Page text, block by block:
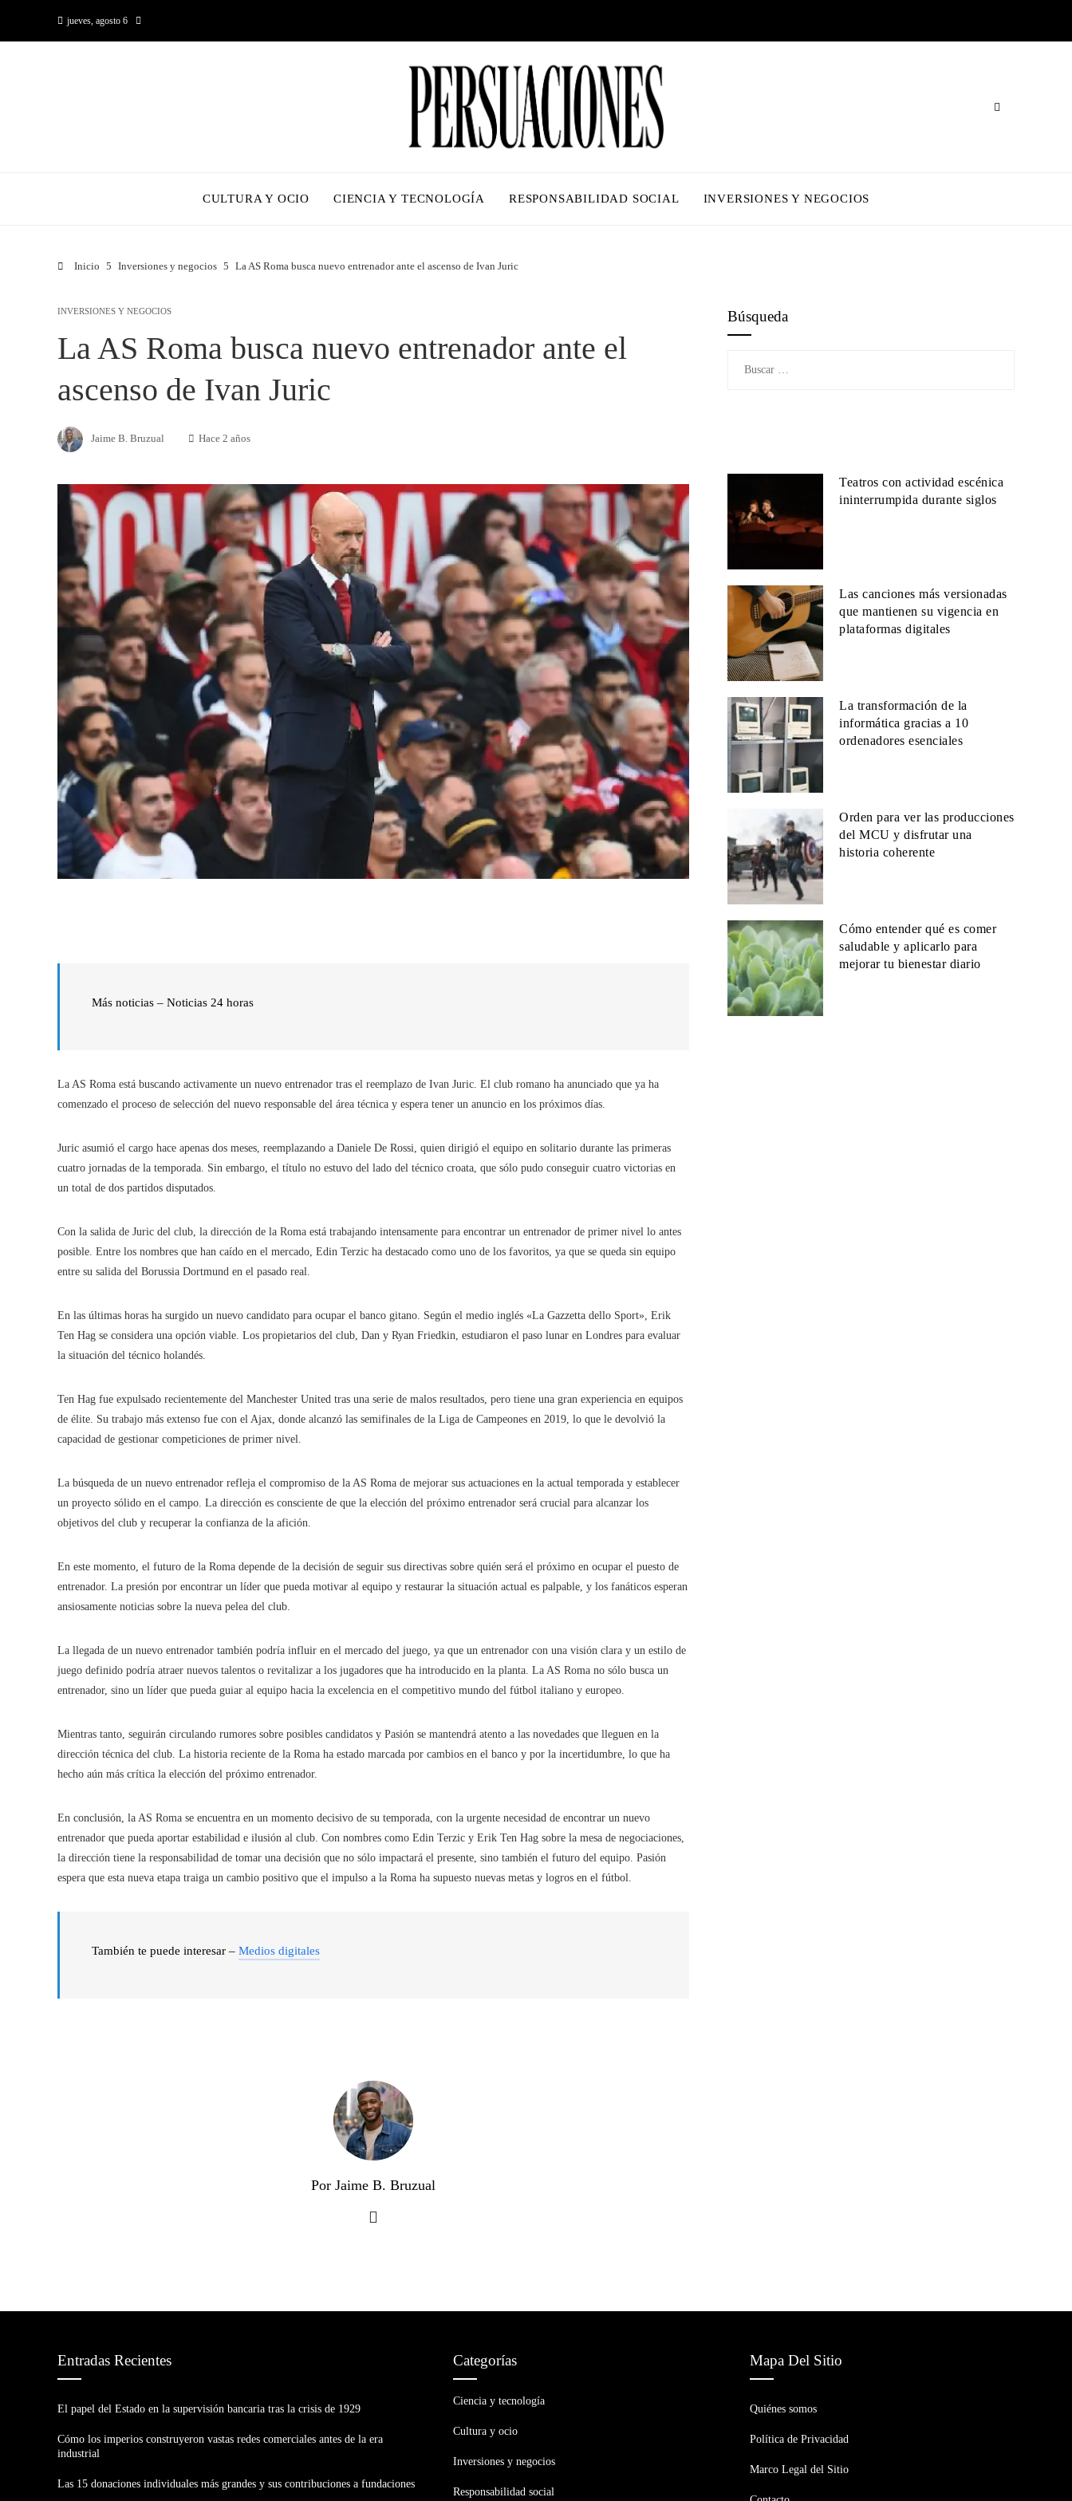
jueves, agosto 6
CULTURA Y OCIO CIENCIA Y TECNOLOGÍA RESPONSABILIDAD SOCIAL INVERSIONES Y NEGOCIOS
Inicio Inversiones y negocios La AS Roma busca nuevo entrenador ante el ascenso de Ivan Juric
INVERSIONES Y NEGOCIOS
La AS Roma busca nuevo entrenador ante el
ascenso de Ivan Juric
Jaime B. Bruzual Hace 2 años
Más noticias – Noticias 24 horas
La AS Roma está buscando activamente un nuevo entrenador tras el reemplazo de Ivan Juric. El club romano ha anunciado que ya ha
comenzado el proceso de selección del nuevo responsable del área técnica y espera tener un anuncio en los próximos días.
Juric asumió el cargo hace apenas dos meses, reemplazando a Daniele De Rossi, quien dirigió el equipo en solitario durante las primeras
cuatro jornadas de la temporada. Sin embargo, el título no estuvo del lado del técnico croata, que sólo pudo conseguir cuatro victorias en
un total de dos partidos disputados.
Con la salida de Juric del club, la dirección de la Roma está trabajando intensamente para encontrar un entrenador de primer nivel lo antes
posible. Entre los nombres que han caído en el mercado, Edin Terzic ha destacado como uno de los favoritos, ya que se queda sin equipo
entre su salida del Borussia Dortmund en el pasado real.
En las últimas horas ha surgido un nuevo candidato para ocupar el banco gitano. Según el medio inglés «La Gazzetta dello Sport», Erik
Ten Hag se considera una opción viable. Los propietarios del club, Dan y Ryan Friedkin, estudiaron el paso lunar en Londres para evaluar
la situación del técnico holandés.
Ten Hag fue expulsado recientemente del Manchester United tras una serie de malos resultados, pero tiene una gran experiencia en equipos
de élite. Su trabajo más extenso fue con el Ajax, donde alcanzó las semifinales de la Liga de Campeones en 2019, lo que le devolvió la
capacidad de gestionar competiciones de primer nivel.
La búsqueda de un nuevo entrenador refleja el compromiso de la AS Roma de mejorar sus actuaciones en la actual temporada y establecer
un proyecto sólido en el campo. La dirección es consciente de que la elección del próximo entrenador será crucial para alcanzar los
objetivos del club y recuperar la confianza de la afición.
En este momento, el futuro de la Roma depende de la decisión de seguir sus directivas sobre quién será el próximo en ocupar el puesto de
entrenador. La presión por encontrar un líder que pueda motivar al equipo y restaurar la situación actual es palpable, y los fanáticos esperan
ansiosamente noticias sobre la nueva pelea del club.
La llegada de un nuevo entrenador también podría influir en el mercado del juego, ya que un entrenador con una visión clara y un estilo de
juego definido podría atraer nuevos talentos o revitalizar a los jugadores que ha introducido en la planta. La AS Roma no sólo busca un
entrenador, sino un líder que pueda guiar al equipo hacia la excelencia en el competitivo mundo del fútbol italiano y europeo.
Mientras tanto, seguirán circulando rumores sobre posibles candidatos y Pasión se mantendrá atento a las novedades que lleguen en la
dirección técnica del club. La historia reciente de la Roma ha estado marcada por cambios en el banco y por la incertidumbre, lo que ha
hecho aún más crítica la elección del próximo entrenador.
En conclusión, la AS Roma se encuentra en un momento decisivo de su temporada, con la urgente necesidad de encontrar un nuevo
entrenador que pueda aportar estabilidad e ilusión al club. Con nombres como Edin Terzic y Erik Ten Hag sobre la mesa de negociaciones,
la dirección tiene la responsabilidad de tomar una decisión que no sólo impactará el presente, sino también el futuro del equipo. Pasión
espera que esta nueva etapa traiga un cambio positivo que el impulso a la Roma ha supuesto nuevas metas y logros en el fútbol.
También te puede interesar – Medios digitales
Por Jaime B. Bruzual
Búsqueda
Teatros con actividad escénica
ininterrumpida durante siglos
Las canciones más versionadas
que mantienen su vigencia en
plataformas digitales
La transformación de la
informática gracias a 10
ordenadores esenciales
Orden para ver las producciones
del MCU y disfrutar una
historia coherente
Cómo entender qué es comer
saludable y aplicarlo para
mejorar tu bienestar diario
Entradas Recientes
El papel del Estado en la supervisión bancaria tras la crisis de 1929
Cómo los imperios construyeron vastas redes comerciales antes de la era
industrial
Las 15 donaciones individuales más grandes y sus contribuciones a fundaciones
Categorías
Ciencia y tecnología
Cultura y ocio
Inversiones y negocios
Responsabilidad social
Mapa Del Sitio
Quiénes somos
Política de Privacidad
Marco Legal del Sitio